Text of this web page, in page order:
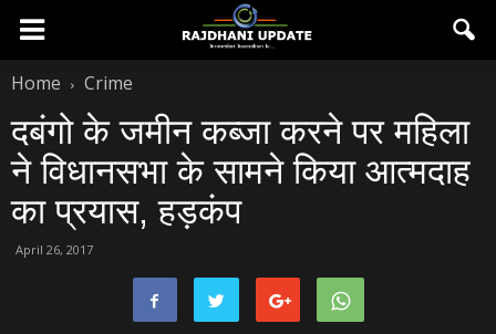
Home Crime
दबंगो के जमीन कब्‍जा करने पर महिला
ने विधानसभा के सामने किया आत्‍मदाह
का प्रयास, हड़कंप
April 26, 2017